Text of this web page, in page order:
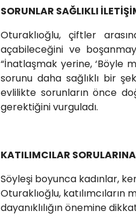
SORUNLAR SAĞLIKLI
Oturaklıoğlu, çiftler
açabileceğini ve
“İnatlaşmak yerine, ‘Böyle
sorunu daha sağlıklı bir
evlilikte sorunların önce
gerektiğini vurguladı.
KATILIMCILAR
Söyleşi boyunca kadınlar,
Oturaklıoğlu,
dayanıklılığın önemine